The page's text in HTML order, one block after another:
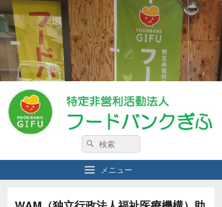
特定非営利活動法人フードバンクぎ
ふ
私たちは、生活に困窮している人々・食料を必要としている人々を支援する
NPO法人です。
検
索:
検
索
メニュー